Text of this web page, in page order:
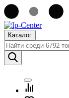
Каталог